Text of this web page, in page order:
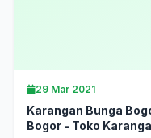
29 Mar 2021
Karangan Bunga
Bogor - Toko